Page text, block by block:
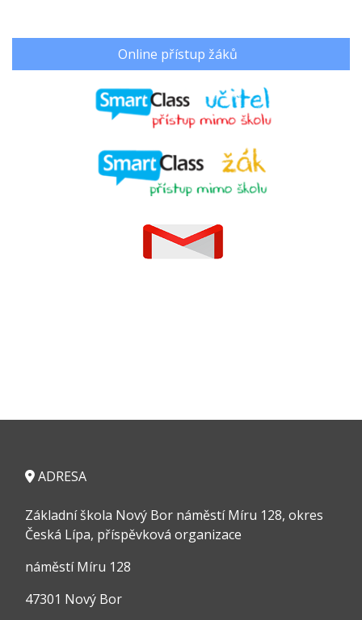
Online přístup žáků
ADRESA
Základní škola Nový Bor náměstí Míru 128, okres
Česká Lípa, příspěvková organizace
náměstí Míru 128
47301 Nový Bor